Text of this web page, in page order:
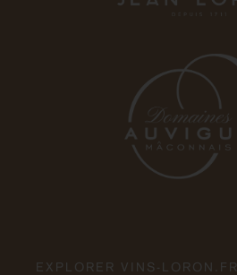
EXPLORER VINS-LORON.FR